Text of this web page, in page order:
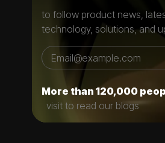
to follow product news,
technology, solutions, and
More than 120,000
visit to read our blogs